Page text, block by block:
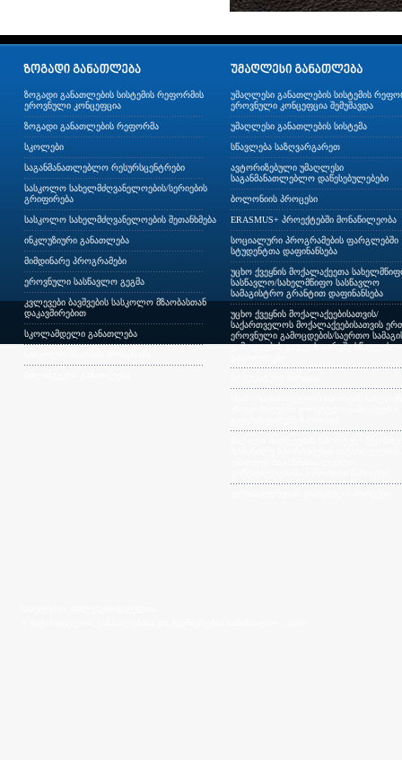
ზოგადი განათლების სისტემის რეფორმის
ეროვნული კონცეფცია
ზოგადი განათლების რეფორმა
სკოლები
საგანმანათლებლო რესურსცენტრები
სასკოლო სახელმძღვანელოების/სერიების
გრიფირება
სასკოლო სახელმძღვანელოების შეთანხმება
ინკლუზიური განათლება
მიმდინარე პროგრამები
ეროვნული სასწავლო გეგმა
კვლევები ბავშვების სასკოლო მზაობასთან
დაკავშირებით
სკოლამდელი განათლება
უმაღლესი განათლების სისტემის
ეროვნული კონცეფცია შემუშავდა
უმაღლესი განათლების სისტემა
სწავლება საზღვარგარეთ
ავტორიზებული უმაღლესი
საგანმანათლებლო დაწესებულებები
ბოლონიის პროცესი
ERASMUS+ პროექტებში მონაწილეობა
სოციალური პროგრამების ფარგლებში
სტუდენტთა დაფინანსება
უცხო ქვეყნის მოქალაქეეთა
სასწავლო/სახელმწიფო სასწავლო
სამაგისტრო გრანტით დაფინანსება
უცხო ქვეყნის მოქალაქეებისათვის/
საქართველოს მოქალაქეებისათვის
ეროვნული გამოცდების/საერთო
გამოცდების გავლის გარეშე სწავლის